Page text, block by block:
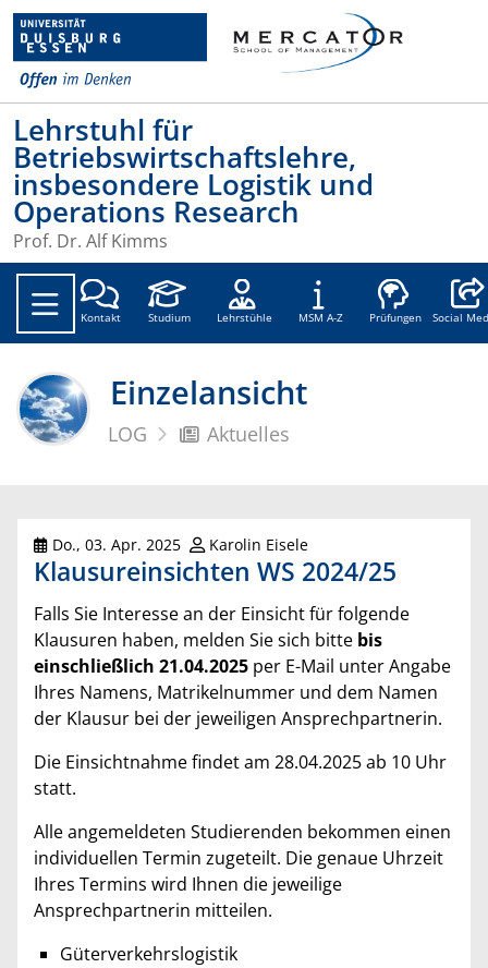
Lehrstuhl für
Betriebswirtschaftslehre,
insbesondere Logistik und
Operations Research
Prof. Dr. Alf Kimms
Kontakt Studium Lehrstühle MSM A-Z Prüfungen Social
Einzelansicht
LOG Aktuelles
Do., 03. Apr. 2025 Karolin Eisele
Klausureinsichten WS 2024/25
Falls Sie Interesse an der Einsicht für folgende
Klausuren haben, melden Sie sich bitte bis
einschließlich 21.04.2025 per E-Mail unter Angabe
Ihres Namens, Matrikelnummer und dem Namen
der Klausur bei der jeweiligen Ansprechpartnerin.
Die Einsichtnahme findet am 28.04.2025 ab 10 Uhr
statt.
Alle angemeldeten Studierenden bekommen einen
individuellen Termin zugeteilt. Die genaue Uhrzeit
Ihres Termins wird Ihnen die jeweilige
Ansprechpartnerin mitteilen.
Güterverkehrslogistik